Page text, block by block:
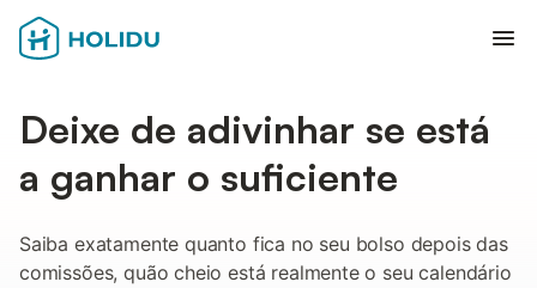
Deixe de adivinhar se está
a ganhar o suficiente
Saiba exatamente quanto fica no seu bolso depois das
comissões, quão cheio está realmente o seu calendário